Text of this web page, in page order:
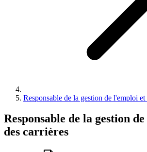
Responsable de la gestion de l'emploi et
Responsable de la gestion
des carrières